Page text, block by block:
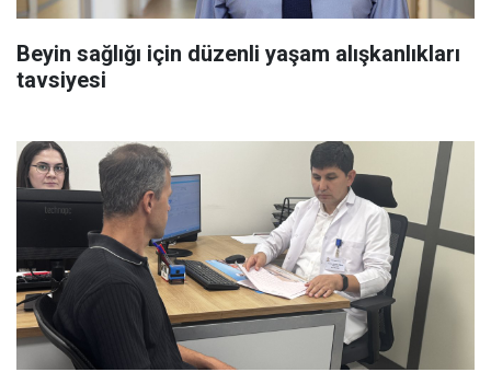
Beyin sağlığı için düzenli yaşam alışkanlıkları
tavsiyesi